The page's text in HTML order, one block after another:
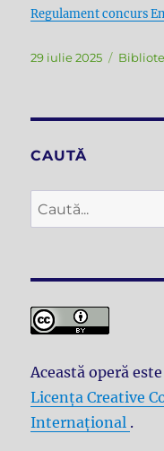
Regulament concurs
Publicat
29 iulie 2025
CAUTĂ
Caută
după:
Această operă
Licenţa Creative
Internațional .